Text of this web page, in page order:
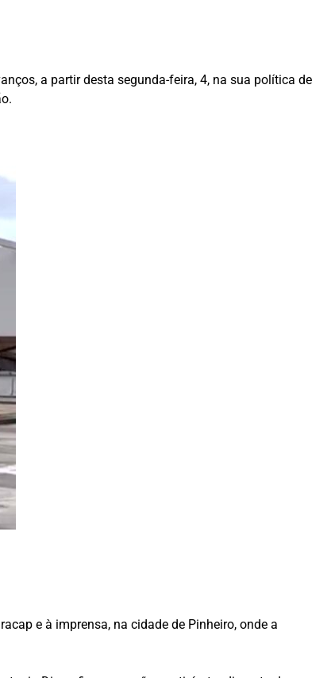
a partir desta segunda-feira, 4, na sua política de
e à imprensa, na cidade de Pinheiro, onde a